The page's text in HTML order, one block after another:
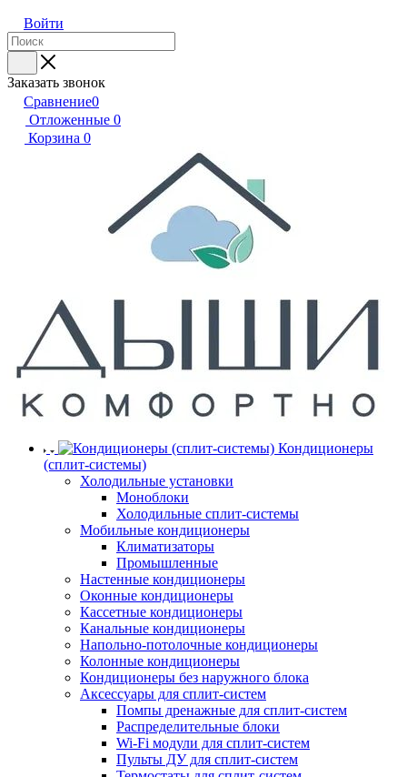
Войти
Заказать звонок
Сравнение0
Отложенные 0
Корзина 0
Кондиционеры
(сплит-системы)
Холодильные установки
Моноблоки
Холодильные сплит-системы
Мобильные кондиционеры
Климатизаторы
Промышленные
Настенные кондиционеры
Оконные кондиционеры
Кассетные кондиционеры
Канальные кондиционеры
Напольно-потолочные кондиционеры
Колонные кондиционеры
Кондиционеры без наружного блока
Аксессуары для сплит-систем
Помпы дренажные для сплит-систем
Распределительные блоки
Wi-Fi модули для сплит-систем
Пульты ДУ для сплит-систем